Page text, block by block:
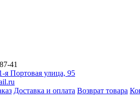
41
я Портовая улица, 95
Доставка и оплата Возврат товара